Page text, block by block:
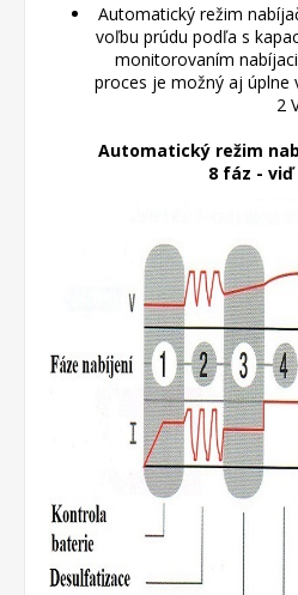
Automatický režim
voľbu prúdu podľa s
monitorovaním
proces je možný aj úplne
2
Automatický režim
8 fáz -